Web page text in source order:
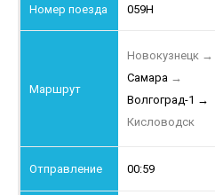
059Н
Новокузнецк →
Самара →
Волгоград-1 →
Кисловодск
00:59